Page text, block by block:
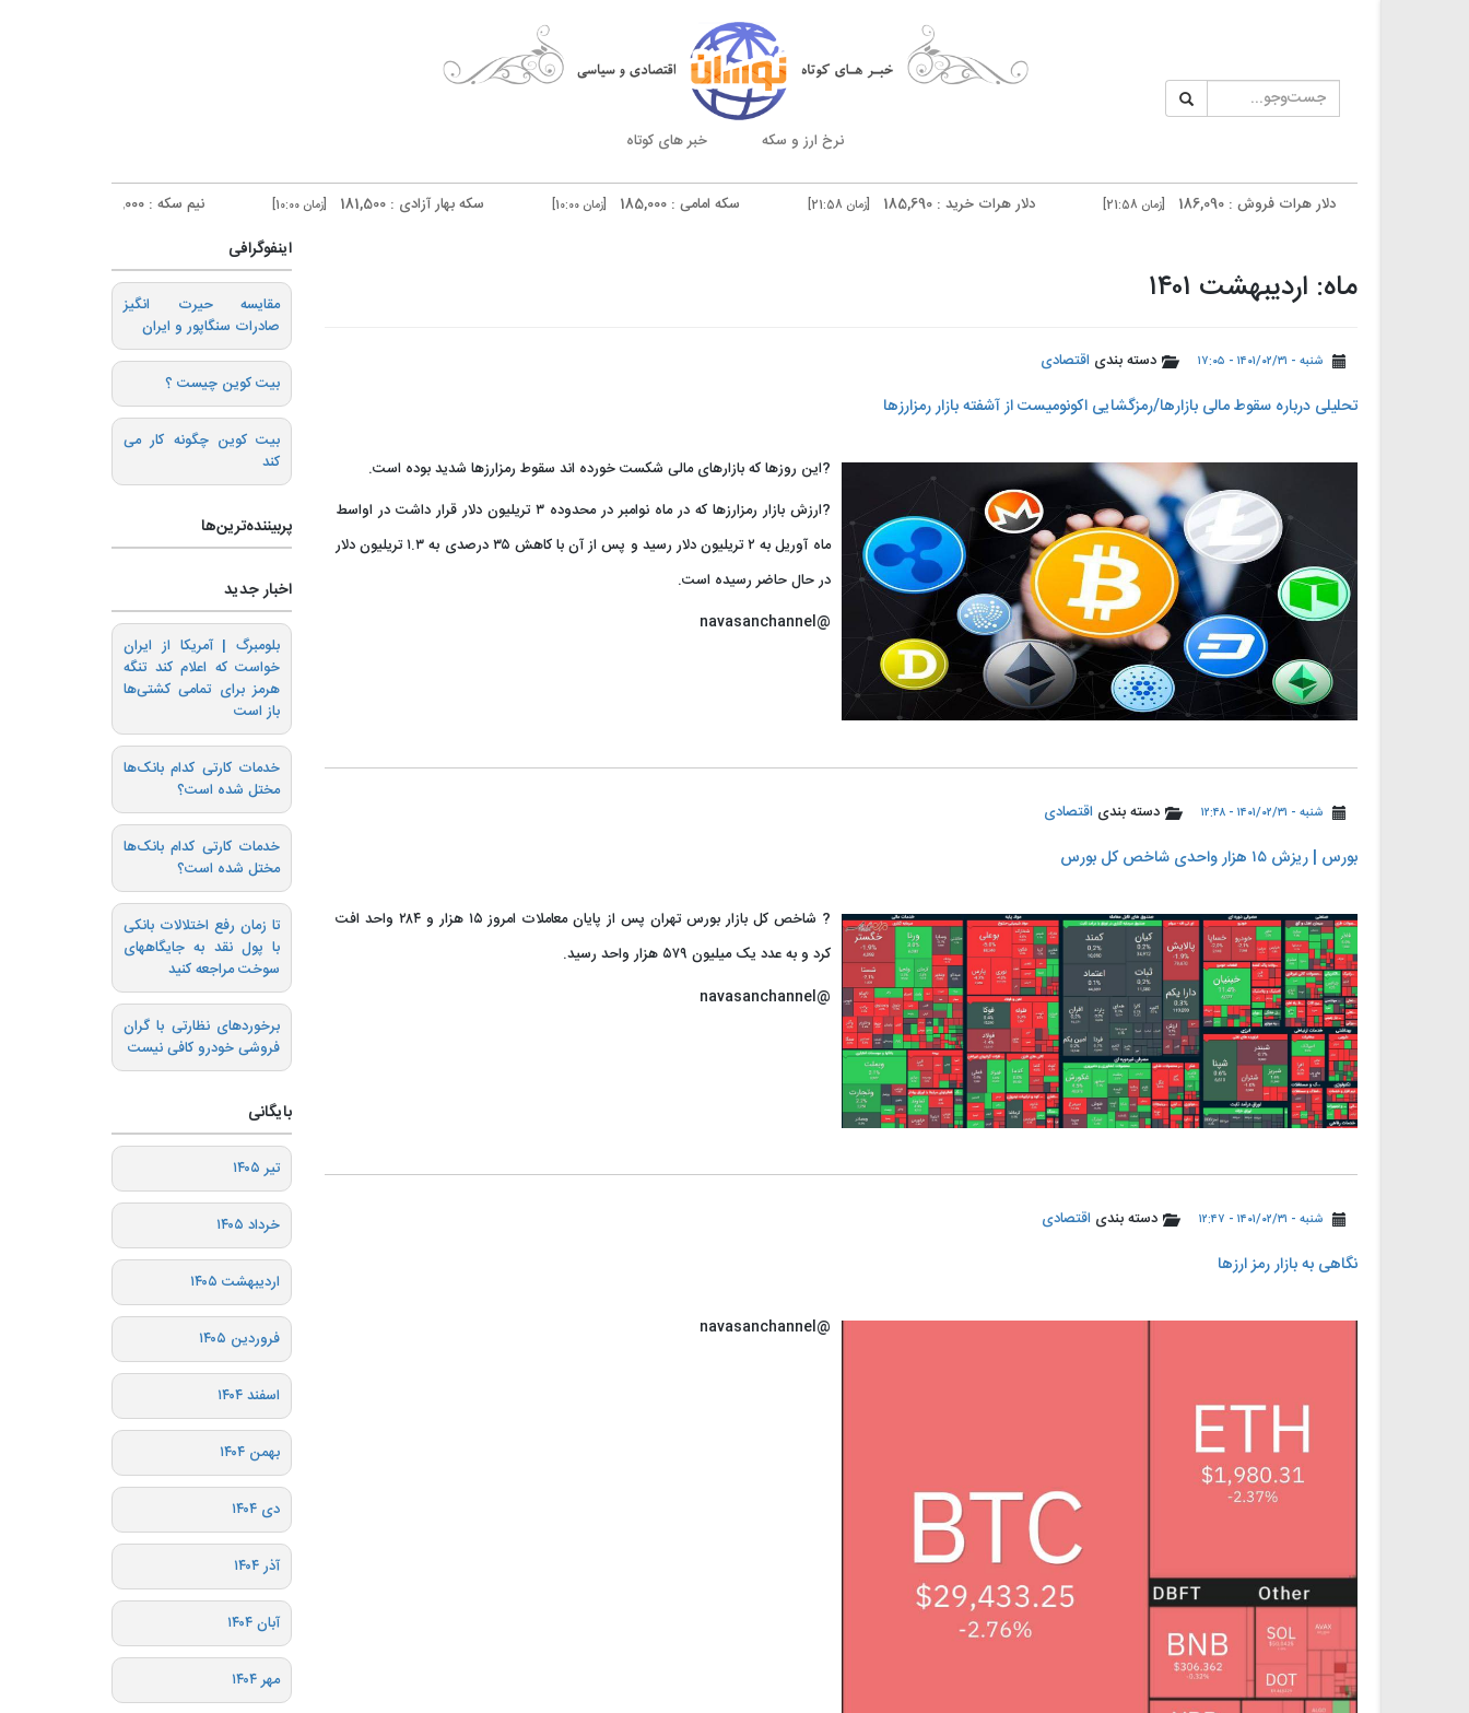
نرخ ارز و سکه خبر های کوتاه
دلار هرات فروش : 186,090 [زمان 21:58] دلار هرات خرید : 185,690 [زمان 21:58] سکه امامی : 185,000 [زمان 10:00] سکه بهار آزادی : 181,500 [زمان 10:00] نیم سکه : 95,000 [زمان 10:00]
ماه: اردیبهشت ۱۴۰۱
شنبه - ۱۴۰۱/۰۲/۳۱ - ۱۷:۰۵ دسته بندی اقتصادی
تحلیلی درباره سقوط مالی بازارها/رمزگشایی اکونومیست از آشفته بازار رمزارزها
?این روزها که بازارهای مالی شکست خورده اند سقوط رمزارزها شدید بوده است.‌
?ارزش بازار رمزارزها که در ماه نوامبر در محدوده ۳ تریلیون دلار قرار داشت در اواسط
ماه آوریل به ۲ تریلیون دلار رسید و پس از آن با کاهش ۳۵ درصدی به ۱.۳ تریلیون دلار
در حال حاضر رسیده است.
@navasanchannel
شنبه - ۱۴۰۱/۰۲/۳۱ - ۱۲:۴۸ دسته بندی اقتصادی
بورس | ریزش ۱۵ هزار واحدی شاخص کل بورس
? شاخص کل بازار بورس تهران پس از پایان معاملات امروز ۱۵ هزار و ۲۸۴ واحد افت
کرد و به عدد یک میلیون ۵۷۹ هزار واحد رسید.
@navasanchannel
شنبه - ۱۴۰۱/۰۲/۳۱ - ۱۲:۴۷ دسته بندی اقتصادی
نگاهی به بازار رمز ارزها
@navasanchannel
اینفوگرافی
️مقایسه حیرت انگیز
صادرات سنگاپور و ایران
بیت کوین چیست ؟
بیت کوین چگونه کار می
کند
پربیننده‌ترین‌ها
اخبار جدید
بلومبرگ | آمریکا از ایران
خواست که اعلام کند تنگه
هرمز برای تمامی کشتی‌ها
باز است
خدمات کارتی کدام بانک‌ها
مختل شده است؟
خدمات کارتی کدام بانک‌ها
مختل شده است؟
تا زمان رفع اختلالات بانکی
با پول نقد به جایگاههای
سوخت مراجعه کنید
برخوردهای نظارتی با گران
فروشی خودرو کافی نیست
بایگانی
تیر ۱۴۰۵
خرداد ۱۴۰۵
اردیبهشت ۱۴۰۵
فروردین ۱۴۰۵
اسفند ۱۴۰۴
بهمن ۱۴۰۴
دی ۱۴۰۴
آذر ۱۴۰۴
آبان ۱۴۰۴
مهر ۱۴۰۴